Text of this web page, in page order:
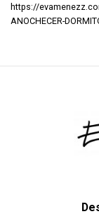
https://
ANOCHECER-